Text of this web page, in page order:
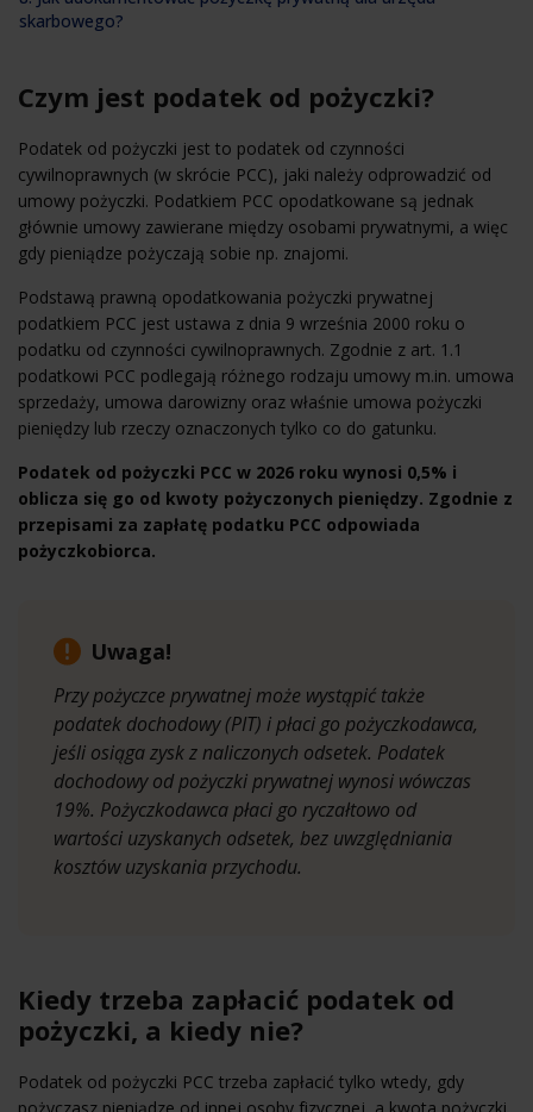
skarbowego?
Czym jest podatek od pożyczki?
Podatek od pożyczki jest to podatek od czynności
cywilnoprawnych (w skrócie PCC), jaki należy odprowadzić od
umowy pożyczki. Podatkiem PCC opodatkowane są jednak
głównie umowy zawierane między osobami prywatnymi, a więc
gdy pieniądze pożyczają sobie np. znajomi.
Podstawą prawną opodatkowania pożyczki prywatnej
podatkiem PCC jest ustawa z dnia 9 września 2000 roku o
podatku od czynności cywilnoprawnych. Zgodnie z art. 1.1
podatkowi PCC podlegają różnego rodzaju umowy m.in. umowa
sprzedaży, umowa darowizny oraz właśnie umowa pożyczki
pieniędzy lub rzeczy oznaczonych tylko co do gatunku.
Podatek od pożyczki PCC w 2026 roku wynosi 0,5% i
oblicza się go od kwoty pożyczonych pieniędzy. Zgodnie z
przepisami za zapłatę podatku PCC odpowiada
pożyczkobiorca.
Uwaga!
Przy pożyczce prywatnej może wystąpić także
podatek dochodowy (PIT) i płaci go pożyczkodawca,
jeśli osiąga zysk z naliczonych odsetek. Podatek
dochodowy od pożyczki prywatnej wynosi wówczas
19%. Pożyczkodawca płaci go ryczałtowo od
wartości uzyskanych odsetek, bez uwzględniania
kosztów uzyskania przychodu.
Kiedy trzeba zapłacić podatek od
pożyczki, a kiedy nie?
Podatek od pożyczki PCC trzeba zapłacić tylko wtedy, gdy
pożyczasz pieniądze od innej osoby fizycznej, a kwota pożyczki